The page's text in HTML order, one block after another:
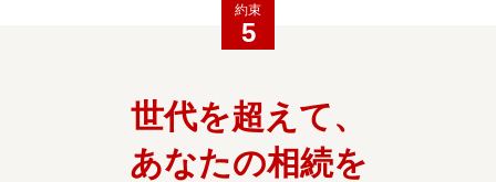
約束
5
世代を超えて、
あなたの相続を